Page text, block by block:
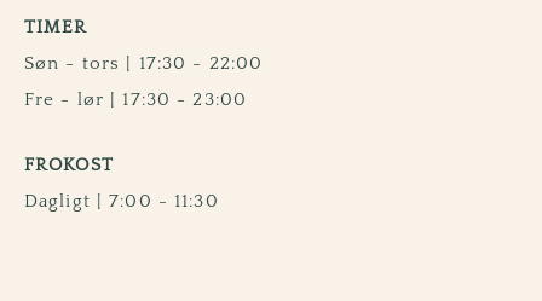
TIMER
Søn - tors | 17:30 - 22:00
Fre - lør | 17:30 - 23:00
FROKOST
Dagligt | 7:00 - 11:30